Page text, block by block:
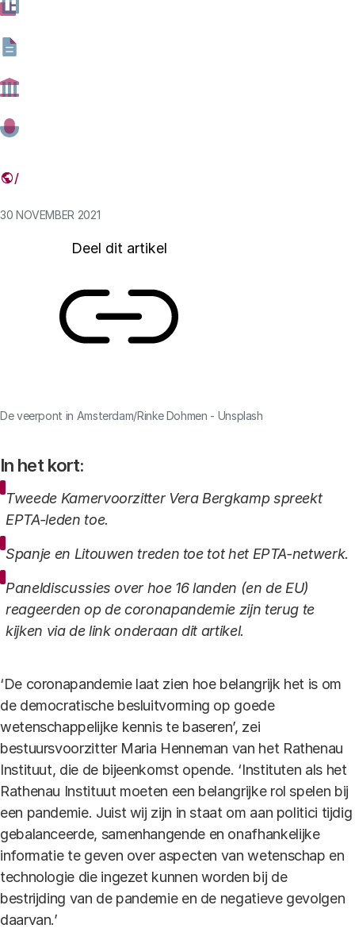
politici en beleidsmakers wijzen op de mogelijke
innovatie (EPTA). De bijeenkomst die op 8 en 9
november online plaatsvond, stond voor een groot deel
in het teken van de overheidsmaatregelen in
verschillende landen om de coronapandemie te
bestrijden. De conferentie werd georganiseerd door het
30 NOVEMBER 2021
Deel dit artikel
De veerpont in Amsterdam/Rinke Dohmen - Unsplash
In het kort:
Tweede Kamervoorzitter Vera Bergkamp spreekt
EPTA-leden toe.
Spanje en Litouwen treden toe tot het EPTA-netwerk.
Paneldiscussies over hoe 16 landen (en de EU)
reageerden op de coronapandemie zijn terug te
kijken via de link onderaan dit artikel.
‘De coronapandemie laat zien hoe belangrijk het is om
de democratische besluitvorming op goede
wetenschappelijke kennis te baseren’, zei
bestuursvoorzitter Maria Henneman van het Rathenau
Instituut, die de bijeenkomst opende. ‘Instituten als het
Rathenau Instituut moeten een belangrijke rol spelen bij
een pandemie. Juist wij zijn in staat om aan politici tijdig
gebalanceerde, samenhangende en onafhankelijke
informatie te geven over aspecten van wetenschap en
technologie die ingezet kunnen worden bij de
bestrijding van de pandemie en de negatieve gevolgen
daarvan.’